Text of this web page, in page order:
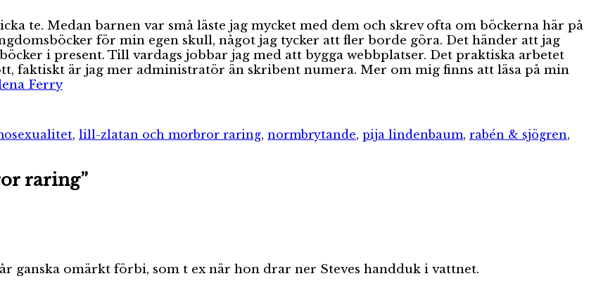
te. Medan barnen var små läste jag mycket med dem och skrev ofta om böckerna här på
för min egen skull, något jag tycker att fler borde göra. Det händer att jag
i present. Till vardags jobbar jag med att bygga webbplatser. Det praktiska arbetet
faktiskt är jag mer administratör än skribent numera. Mer om mig finns att läsa på min
Ferry
, lill-zlatan och morbror raring, normbrytande, pija lindenbaum, rabén & sjögren,
raring”
ganska omärkt förbi, som t ex när hon drar ner Steves handduk i vattnet.